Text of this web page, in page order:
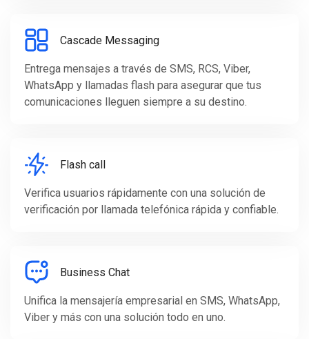
Cascade Messaging
Entrega mensajes a través de SMS, RCS, Viber,
WhatsApp y llamadas flash para asegurar que tus
comunicaciones lleguen siempre a su destino.
Flash call
Verifica usuarios rápidamente con una solución de
verificación por llamada telefónica rápida y confiable.
Business Chat
Unifica la mensajería empresarial en SMS, WhatsApp,
Viber y más con una solución todo en uno.